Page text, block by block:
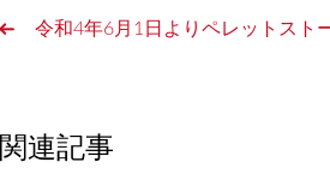
令和4年6月1日よりペレットスト
関連記事